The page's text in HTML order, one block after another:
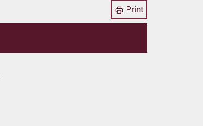
Print